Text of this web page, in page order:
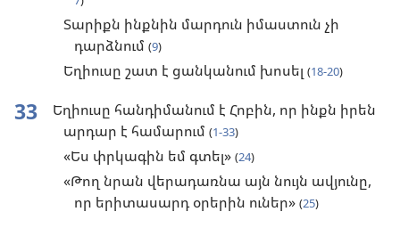
Տարիքն ինքնին մարդուն իմաստուն չի
դարձնում (9)
Եղիուսը շատ է ցանկանում խոսել (18-20)
33
Եղիուսը հանդիմանում է Հոբին, որ ինքն իրեն
արդար է համարում (1-33)
«Ես փրկագին եմ գտել» (24)
«Թող նրան վերադառնա այն նույն ավյունը,
որ երիտասարդ օրերին ուներ» (25)